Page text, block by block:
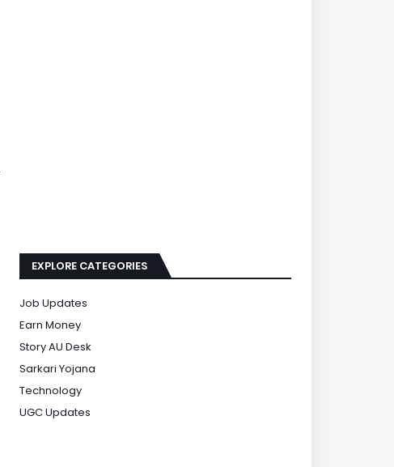
EXPLORE CATEGORIES
Job Updates
Earn Money
Story AU Desk
Sarkari Yojana
Technology
UGC Updates